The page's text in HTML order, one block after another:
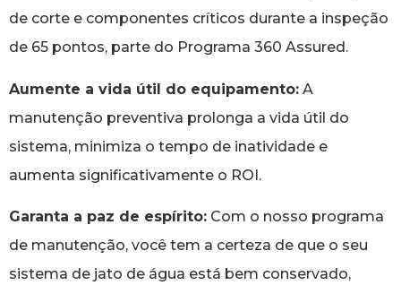
de corte e componentes críticos durante a inspeção
de 65 pontos, parte do Programa 360 Assured.
Aumente a vida útil do equipamento: A
manutenção preventiva prolonga a vida útil do
sistema, minimiza o tempo de inatividade e
aumenta significativamente o ROI.
Garanta a paz de espírito: Com o nosso programa
de manutenção, você tem a certeza de que o seu
sistema de jato de água está bem conservado,